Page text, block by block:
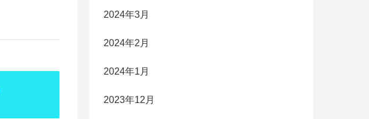
2024年3月
2024年2月
2024年1月
2023年12月